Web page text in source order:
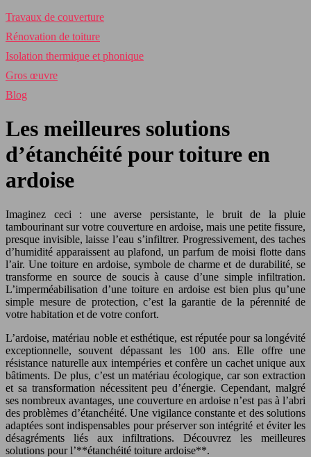
Travaux de couverture
Rénovation de toiture
Isolation thermique et phonique
Gros œuvre
Blog
Les meilleures solutions
d’étanchéité pour toiture en
ardoise
Imaginez ceci : une averse persistante, le bruit de la pluie
tambourinant sur votre couverture en ardoise, mais une petite fissure,
presque invisible, laisse l’eau s’infiltrer. Progressivement, des taches
d’humidité apparaissent au plafond, un parfum de moisi flotte dans
l’air. Une toiture en ardoise, symbole de charme et de durabilité, se
transforme en source de soucis à cause d’une simple infiltration.
L’imperméabilisation d’une toiture en ardoise est bien plus qu’une
simple mesure de protection, c’est la garantie de la pérennité de
votre habitation et de votre confort.
L’ardoise, matériau noble et esthétique, est réputée pour sa longévité
exceptionnelle, souvent dépassant les 100 ans. Elle offre une
résistance naturelle aux intempéries et confère un cachet unique aux
bâtiments. De plus, c’est un matériau écologique, car son extraction
et sa transformation nécessitent peu d’énergie. Cependant, malgré
ses nombreux avantages, une couverture en ardoise n’est pas à l’abri
des problèmes d’étanchéité. Une vigilance constante et des solutions
adaptées sont indispensables pour préserver son intégrité et éviter les
désagréments liés aux infiltrations. Découvrez les meilleures
solutions pour l’**étanchéité toiture ardoise**.